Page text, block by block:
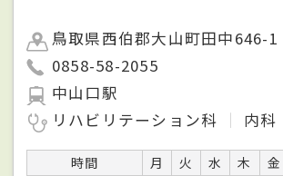
鳥取県西伯郡大山町田中646-1
0858-58-2055
中山口駅
リハビリテーション科
内科
時間 月 火 水 木 金